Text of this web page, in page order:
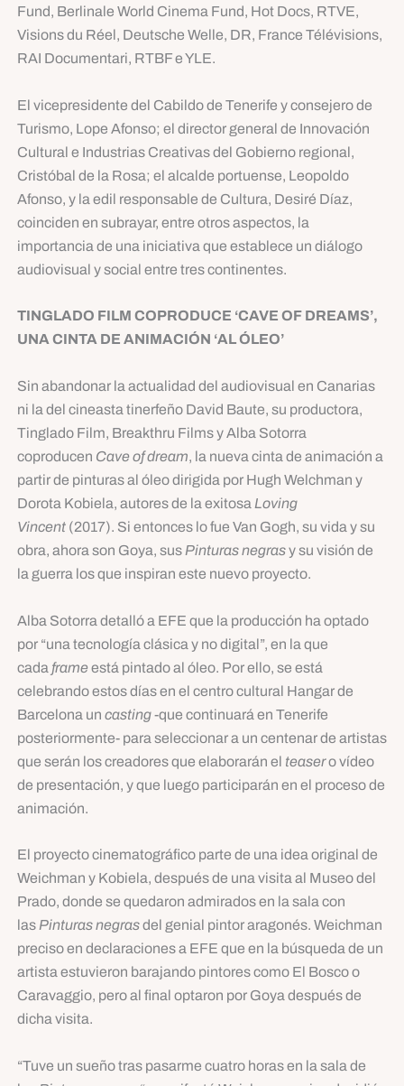
Fund, Berlinale World Cinema Fund, Hot Docs, RTVE,
Visions du Réel, Deutsche Welle, DR, France Télévisions,
RAI Documentari, RTBF e YLE.
El vicepresidente del Cabildo de Tenerife y consejero de
Turismo, Lope Afonso; el director general de Innovación
Cultural e Industrias Creativas del Gobierno regional,
Cristóbal de la Rosa; el alcalde portuense, Leopoldo
Afonso, y la edil responsable de Cultura, Desiré Díaz,
coinciden en subrayar, entre otros aspectos, la
importancia de una iniciativa que establece un diálogo
audiovisual y social entre tres continentes.
TINGLADO FILM COPRODUCE ‘CAVE OF DREAMS’,
UNA CINTA DE ANIMACIÓN ‘AL ÓLEO’
Sin abandonar la actualidad del audiovisual en Canarias
ni la del cineasta tinerfeño David Baute, su productora,
Tinglado Film, Breakthru Films y Alba Sotorra
coproducen Cave of dream, la nueva cinta de animación a
partir de pinturas al óleo dirigida por Hugh Welchman y
Dorota Kobiela, autores de la exitosa Loving
Vincent (2017). Si entonces lo fue Van Gogh, su vida y su
obra, ahora son Goya, sus Pinturas negrasy su visión de
la guerra los que inspiran este nuevo proyecto.
Alba Sotorra detalló a EFE que la producción ha optado
por “una tecnología clásica y no digital”, en la que
cada frameestá pintado al óleo. Por ello, se está
celebrando estos días en el centro cultural Hangar de
Barcelona un casting-que continuará en Tenerife
posteriormente- para seleccionar a un centenar de artistas
que serán los creadores que elaborarán el teasero vídeo
de presentación, y que luego participarán en el proceso de
animación.
El proyecto cinematográfico parte de una idea original de
Weichman y Kobiela, después de una visita al Museo del
Prado, donde se quedaron admirados en la sala con
lasPinturas negrasdel genial pintor aragonés. Weichman
preciso en declaraciones a EFE que en la búsqueda de un
artista estuvieron barajando pintores como El Bosco o
Caravaggio, pero al final optaron por Goya después de
dicha visita.
“Tuve un sueño tras pasarme cuatro horas en la sala de